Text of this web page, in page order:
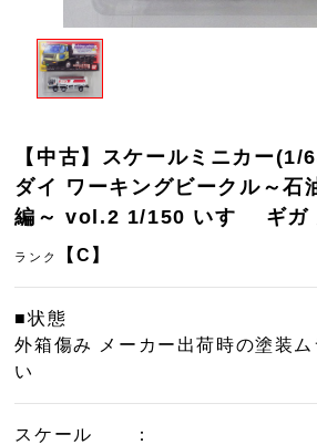
【中古】スケールミニカー(1/
ダイ ワーキングビークル～石
編～ vol.2 1/150 いすゞ ギガ
ランク 【C】
■状態
外箱傷み メーカー出荷時の塗装ム
い
スケール
：